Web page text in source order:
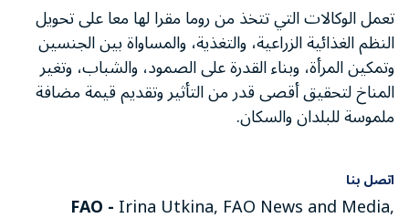
تعمل الوكالات التي تتخذ من روما مقرا لها معا على تحويل
النظم الغذائية الزراعية، والتغذية، والمساواة بين الجنسين
وتمكين المرأة، وبناء القدرة على الصمود، والشباب، وتغير
المناخ لتحقيق أقصى قدر من التأثير وتقديم قيمة مضافة
ملموسة للبلدان والسكان.
اتصل بنا
FAO -Irina Utkina, FAO News and Media,